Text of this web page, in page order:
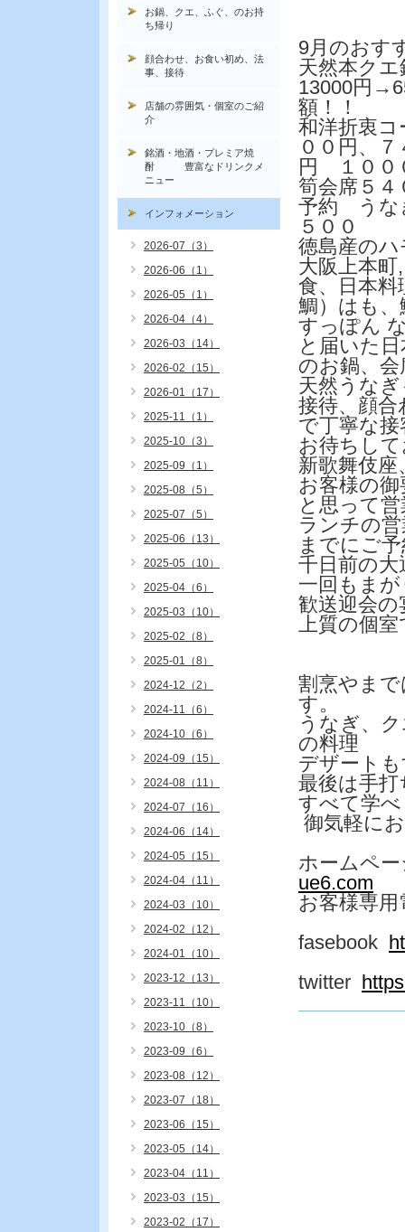
9月のおす
天然本ク
13000円
額！！
和洋折衷コ
００円、７
円 １００
筍会席５４
予約 うな
５００
徳島産の
大阪上本
食、日本料
鯛）はも
すっぽん
と届いた
のお鍋、
天然うな
接待、顔
で丁寧な接
お待ちし
新歌舞伎
お客様の
と思って
ランチの
までにご
千日前の
一回もま
歓送迎会
上質の個
割烹やま
す。
うなぎ、
の料理
デザート
最後は手
すべて学
御気軽に
ホームペ
ue6.com
お客様専用
fasebook
twitter
お鍋、クエ、ふぐ、のお持
ち帰り
顔合わせ、お食い初め、法
事、接待
店舗の雰囲気・個室のご紹
介
銘酒・地酒・プレミア焼
酎 豊富なドリンクメ
ニュー
インフォメーション
2026-07（3）
2026-06（1）
2026-05（1）
2026-04（4）
2026-03（14）
2026-02（15）
2026-01（17）
2025-11（1）
2025-10（3）
2025-09（1）
2025-08（5）
2025-07（5）
2025-06（13）
2025-05（10）
2025-04（6）
2025-03（10）
2025-02（8）
2025-01（8）
2024-12（2）
2024-11（6）
2024-10（6）
2024-09（15）
2024-08（11）
2024-07（16）
2024-06（14）
2024-05（15）
2024-04（11）
2024-03（10）
2024-02（12）
2024-01（10）
2023-12（13）
2023-11（10）
2023-10（8）
2023-09（6）
2023-08（12）
2023-07（18）
2023-06（15）
2023-05（14）
2023-04（11）
2023-03（15）
2023-02（17）